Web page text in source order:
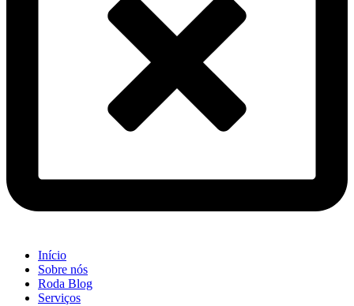
Início
Sobre nós
Roda Blog
Serviços